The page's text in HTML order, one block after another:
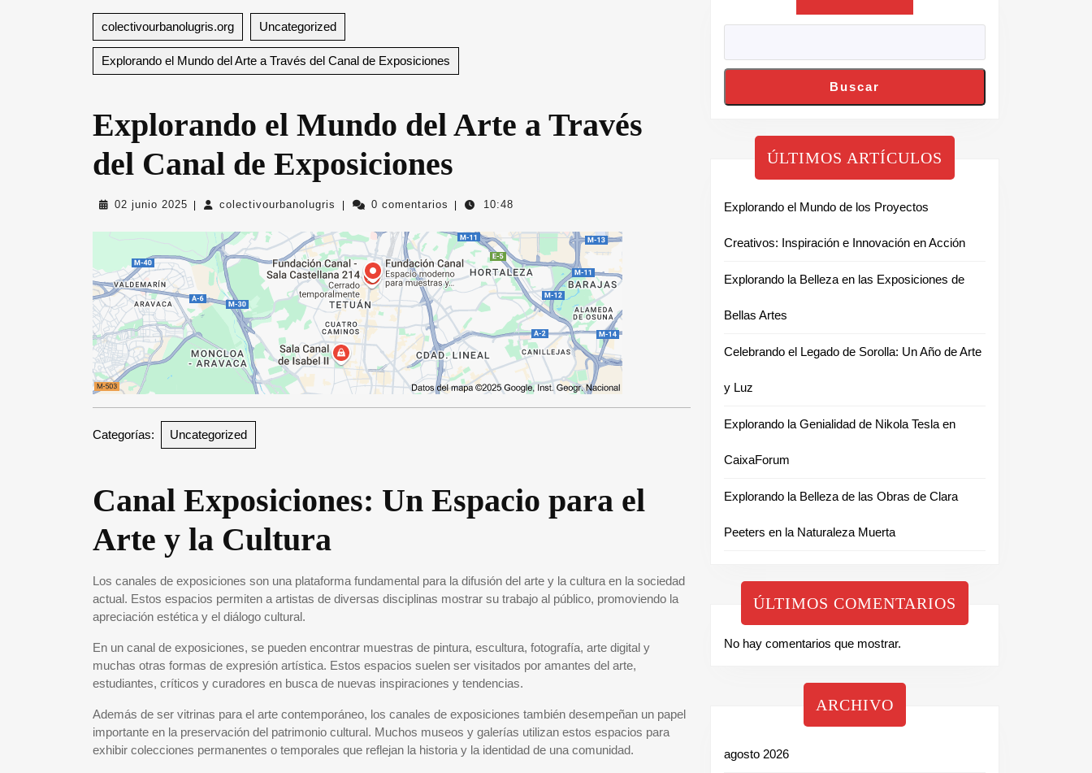
colectivourbanolugris.org Uncategorized
Explorando el Mundo del Arte a Través del Canal de Exposiciones
Explorando el Mundo del Arte a Través
del Canal de Exposiciones
02 junio 2025 02
2025
colectivourbanolugris colectivourbanolugris
0 comentarios 10:48
Categorías: Uncategorized
Canal Exposiciones: Un Espacio para el
Arte y la Cultura
Los canales de exposiciones son una plataforma fundamental para la difusión del arte y la cultura en la sociedad
actual. Estos espacios permiten a artistas de diversas disciplinas mostrar su trabajo al público, promoviendo la
apreciación estética y el diálogo cultural.
En un canal de exposiciones, se pueden encontrar muestras de pintura, escultura, fotografía, arte digital y
muchas otras formas de expresión artística. Estos espacios suelen ser visitados por amantes del arte,
estudiantes, críticos y curadores en busca de nuevas inspiraciones y tendencias.
Además de ser vitrinas para el arte contemporáneo, los canales de exposiciones también desempeñan un papel
importante en la preservación del patrimonio cultural. Muchos museos y galerías utilizan estos espacios para
exhibir colecciones permanentes o temporales que reflejan la historia y la identidad de una comunidad.
Buscar
ÚLTIMOS ARTÍCULOS
Explorando el Mundo de los Proyectos
Creativos: Inspiración e Innovación en Acción
Explorando la Belleza en las Exposiciones de
Bellas Artes
Celebrando el Legado de Sorolla: Un Año de Arte
y Luz
Explorando la Genialidad de Nikola Tesla en
CaixaForum
Explorando la Belleza de las Obras de Clara
Peeters en la Naturaleza Muerta
ÚLTIMOS COMENTARIOS
No hay comentarios que mostrar.
ARCHIVO
agosto 2026